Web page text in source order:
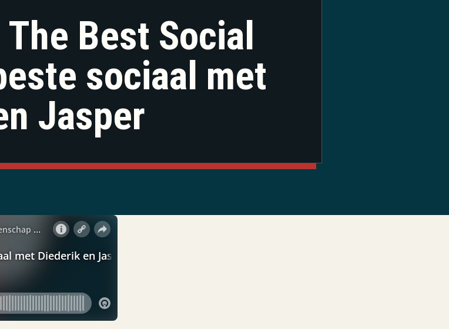
Best Social
sociaal met
Jasper